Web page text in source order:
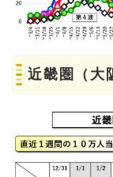
近畿圏（大